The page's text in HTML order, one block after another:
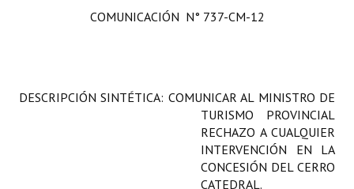
LEGISLACIÓN
COMUNICACIÓN N° 737-CM-12
DESCRIPCIÓN SINTÉTICA: COMUNICAR AL MINISTRO DE
TURISMO PROVINCIAL
RECHAZO A CUALQUIER
INTERVENCIÓN EN LA
CONCESIÓN DEL CERRO
CATEDRAL.